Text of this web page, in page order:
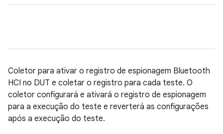
Coletor para ativar o registro de espionagem Bluetooth
HCI no DUT e coletar o registro para cada teste. O
coletor configurará e ativará o registro de espionagem
para a execução do teste e reverterá as configurações
após a execução do teste.